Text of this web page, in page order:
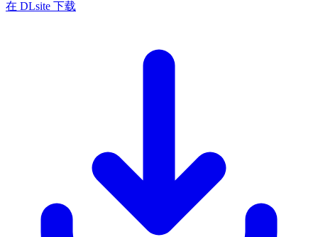
在 DLsite 下载